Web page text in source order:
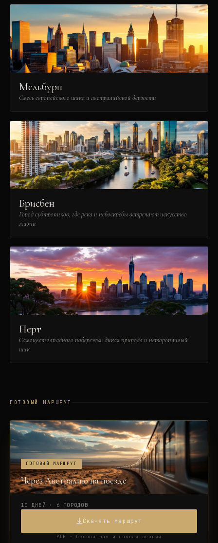
Мельбурн
Смесь европейского шика и австралийской дерзости
Брисбен
Город субтропиков, где река и небоскрёбы встречают искусство
жизни
Перт
Самоцвет западного побережья: дикая природа и неторопливый
шик
ГОТОВЫЙ МАРШРУТ
ГОТОВЫЙ МАРШРУТ
Через Австралию на поезде
10 ДНЕЙ · 6 ГОРОДОВ
Скачать маршрут
PDF · бесплатная и полная версии